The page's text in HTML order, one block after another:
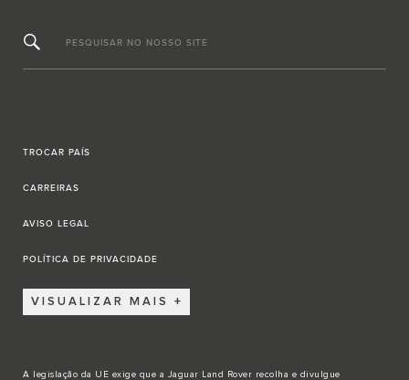
PESQUISAR NO NOSSO SITE
TROCAR PAÍS
CARREIRAS
AVISO LEGAL
POLÍTICA DE PRIVACIDADE
VISUALIZAR MAIS
A legislação da UE exige que a Jaguar Land Rover recolha e divulgue